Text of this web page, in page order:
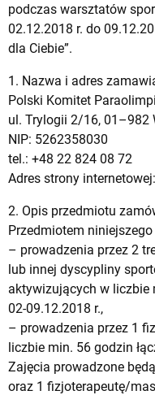
podczas warsztatów
02.12.2018 r. do
dla Ciebie”.
1. Nazwa i adres
Polski Komitet
ul. Trylogii 2/16, 01–982
NIP: 5262358030
tel.: +48 22 824 08 72
Adres strony
2. Opis przedmiotu
Przedmiotem
– prowadzenia przez 2
lub innej dyscypliny
aktywizujących w liczbie
02-09.12.2018 r.,
– prowadzenia przez 1
liczbie min. 56 godzin
Zajęcia prowadzone
oraz 1 fizjoterapeutę/